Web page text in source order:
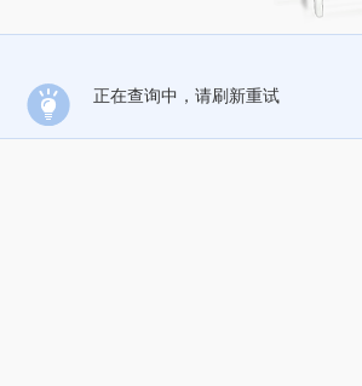
正在查询中，请刷新重试